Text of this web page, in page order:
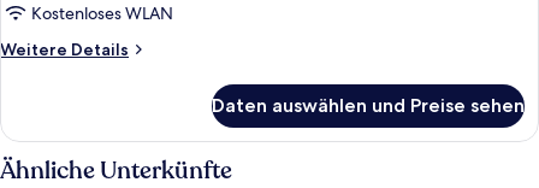
Kostenloses WLAN
Weitere Details
Weitere
Daten auswählen und Preise sehen
Ähnliche Unterkünfte